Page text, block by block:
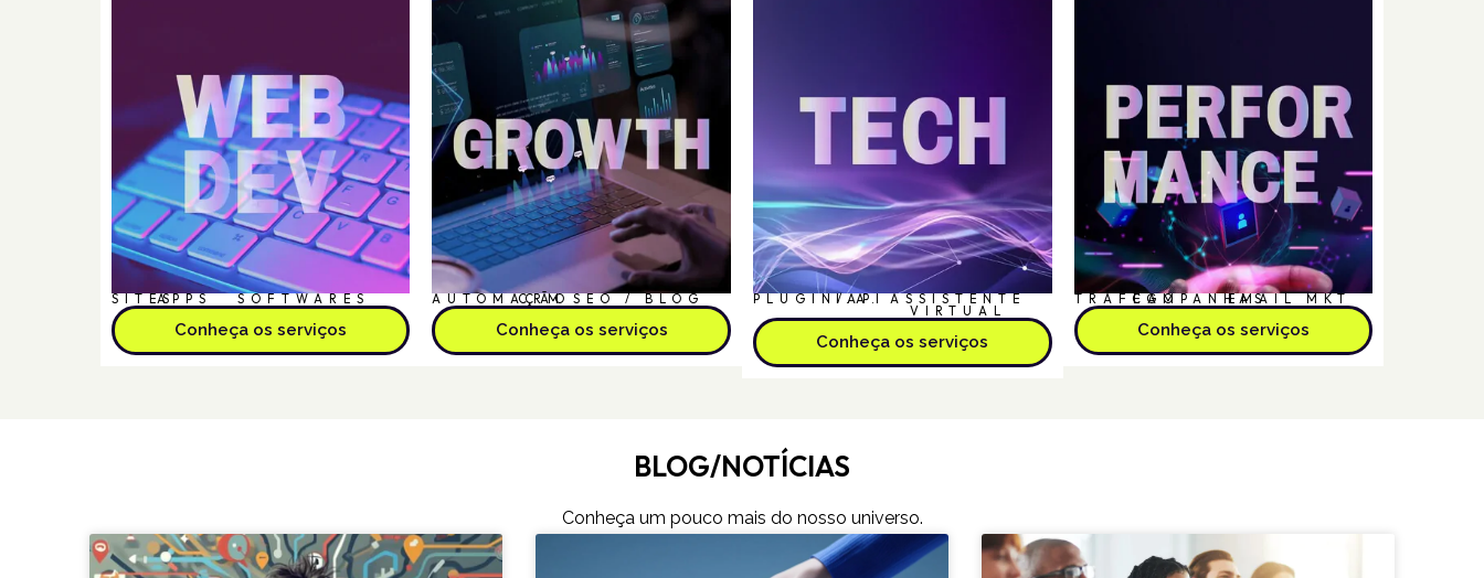
SITESAPPS SOFTWARES
Conheça os serviços
AUTOMAÇÃO
CRM SEO / BLOG
Conheça os serviços
PLUGIN/API
I.A. ASSISTENTE
VIRTUAL
Conheça os serviços
TRÁFEGOCAMPANHASEMAIL MKT
Conheça os serviços
BLOG/NOTÍCIAS
Conheça um pouco mais do nosso universo.